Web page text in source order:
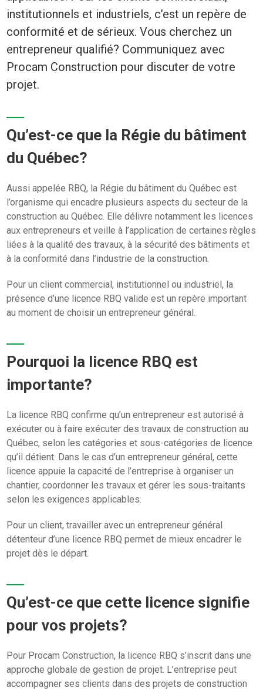
institutionnels et industriels, c’est un repère de
conformité et de sérieux. Vous cherchez un
entrepreneur qualifié? Communiquez avec
Procam Construction pour discuter de votre
projet.
Qu’est-ce que la Régie du bâtiment
du Québec?
Aussi appelée RBQ, la Régie du bâtiment du Québec est
l’organisme qui encadre plusieurs aspects du secteur de la
construction au Québec. Elle délivre notamment les licences
aux entrepreneurs et veille à l’application de certaines règles
liées à la qualité des travaux, à la sécurité des bâtiments et
à la conformité dans l’industrie de la construction.
Pour un client commercial, institutionnel ou industriel, la
présence d’une licence RBQ valide est un repère important
au moment de choisir un entrepreneur général.
Pourquoi la licence RBQ est
importante?
La licence RBQ confirme qu’un entrepreneur est autorisé à
exécuter ou à faire exécuter des travaux de construction au
Québec, selon les catégories et sous-catégories de licence
qu’il détient. Dans le cas d’un entrepreneur général, cette
licence appuie la capacité de l’entreprise à organiser un
chantier, coordonner les travaux et gérer les sous-traitants
selon les exigences applicables.
Pour un client, travailler avec un entrepreneur général
détenteur d’une licence RBQ permet de mieux encadrer le
projet dès le départ.
Qu’est-ce que cette licence signifie
pour vos projets?
Pour Procam Construction, la licence RBQ s’inscrit dans une
approche globale de gestion de projet. L’entreprise peut
accompagner ses clients dans des projets de construction